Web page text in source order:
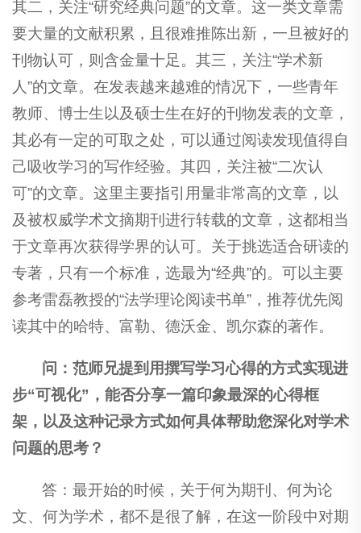
其二，关注“研究经典问题”的文章。这一类文章需
要大量的文献积累，且很难推陈出新，一旦被好的
刊物认可，则含金量十足。其三，关注“学术新
人”的文章。在发表越来越难的情况下，一些青年
教师、博士生以及硕士生在好的刊物发表的文章，
其必有一定的可取之处，可以通过阅读发现值得自
己吸收学习的写作经验。其四，关注被“二次认
可”的文章。这里主要指引用量非常高的文章，以
及被权威学术文摘期刊进行转载的文章，这都相当
于文章再次获得学界的认可。关于挑选适合研读的
专著，只有一个标准，选最为“经典”的。可以主要
参考雷磊教授的“法学理论阅读书单”，推荐优先阅
读其中的哈特、富勒、德沃金、凯尔森的著作。
问：范师兄提到用撰写学习心得的方式实现进
步“可视化”，能否分享一篇印象最深的心得框
架，以及这种记录方式如何具体帮助您深化对学术
问题的思考？
答：最开始的时候，关于何为期刊、何为论
文、何为学术，都不是很了解，在这一阶段中对期